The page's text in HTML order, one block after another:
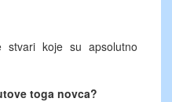
koje su apsolutno
toga novca?